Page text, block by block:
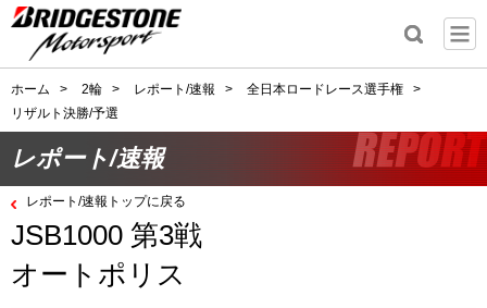
ホーム > 2輪 > レポート/速報 > 全日本ロードレース選手権
>
リザルト決勝/予選
レポート/速報
レポート/速報トップに戻る
JSB1000 第3戦
オートポリス